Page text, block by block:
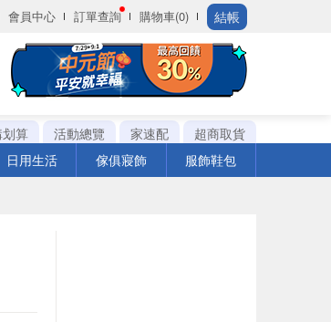
會員中心 訂單查詢 購物車(0) 結帳
算 活動總覽 家速配
超商取貨
日用生活 傢俱寢飾 服飾鞋包